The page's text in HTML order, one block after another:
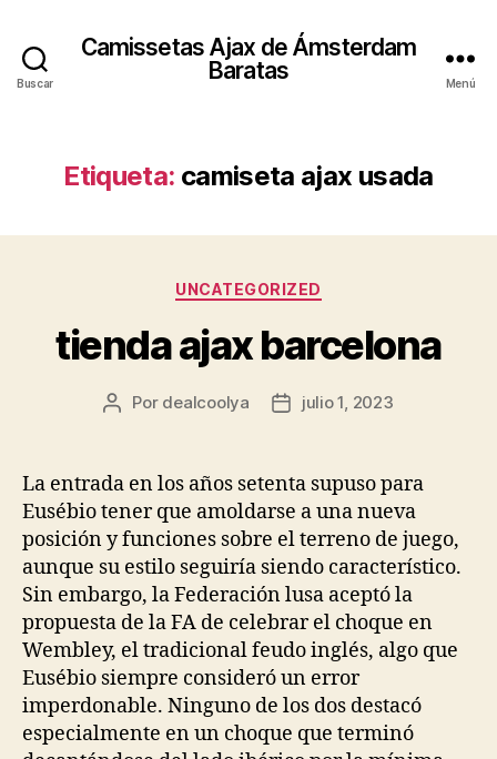
Buscar
Camissetas Ajax de Ámsterdam
Baratas
Menú
Etiqueta: camiseta ajax usada
Categorías
UNCATEGORIZED
tienda ajax barcelona
Autor
entrada
Por dealcoolya
Fecha
entrada
julio 1, 2023
La entrada en los años setenta supuso para
Eusébio tener que amoldarse a una nueva
posición y funciones sobre el terreno de juego,
aunque su estilo seguiría siendo característico.
Sin embargo, la Federación lusa aceptó la
propuesta de la FA de celebrar el choque en
Wembley, el tradicional feudo inglés, algo que
Eusébio siempre consideró un error
imperdonable. Ninguno de los dos destacó
especialmente en un choque que terminó